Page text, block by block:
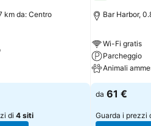
km da: Centro
di 4 siti
Bar Harbor,
Wi-Fi gratis
Parcheggio
Animali
da 61 €
Guarda i prezzi